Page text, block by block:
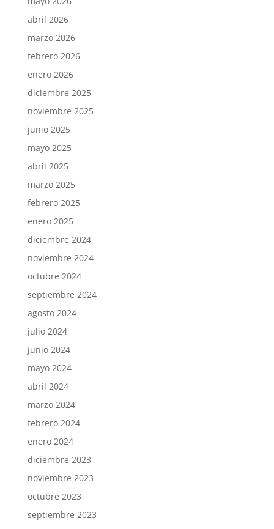
abril 2026
marzo 2026
febrero 2026
enero 2026
diciembre 2025
noviembre 2025
junio 2025
mayo 2025
abril 2025
marzo 2025
febrero 2025
enero 2025
diciembre 2024
noviembre 2024
octubre 2024
septiembre 2024
agosto 2024
julio 2024
junio 2024
mayo 2024
abril 2024
marzo 2024
febrero 2024
enero 2024
diciembre 2023
noviembre 2023
octubre 2023
septiembre 2023